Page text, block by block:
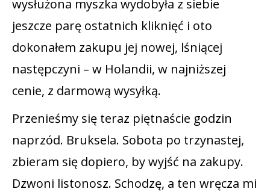
wysłużona myszka wydobyła z siebie
jeszcze parę ostatnich kliknięć i oto
dokonałem zakupu jej nowej, lśniącej
następczyni – w Holandii, w najniższej
cenie, z darmową wysyłką.
Przenieśmy się teraz piętnaście godzin
naprzód. Bruksela. Sobota po trzynastej,
zbieram się dopiero, by wyjść na zakupy.
Dzwoni listonosz. Schodzę, a ten wręcza mi